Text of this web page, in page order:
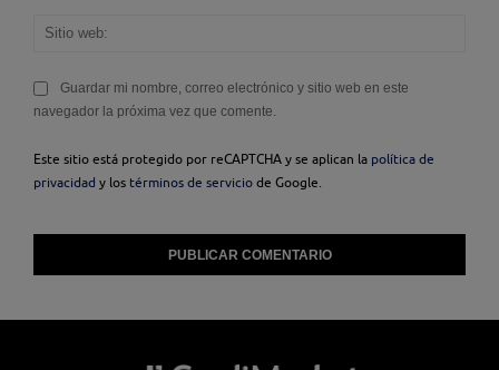
Guardar mi nombre, correo electrónico y sitio web en este
navegador la próxima vez que comente.
Este sitio está protegido por reCAPTCHA y se aplican la política de
privacidad y los términos de servicio de Google.